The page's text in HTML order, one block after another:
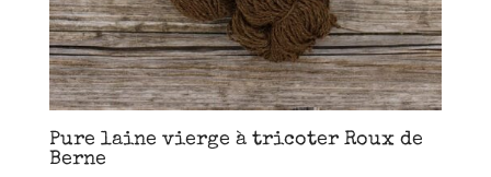
Pure laine vierge à tricoter Roux de
Berne